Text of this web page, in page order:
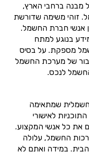
מבנה ברחבי הארץ,
זוהי משימה שדורשת
אנשי חברת החשמל.
בנוגע למתח
מספקת. על בסיס
של מערכת החשמל
לנכס.
שמתאימה
לאישורי
את כל אנשי המקצוע.
החשמל, עלולה
הבית. במידה ואתם לא